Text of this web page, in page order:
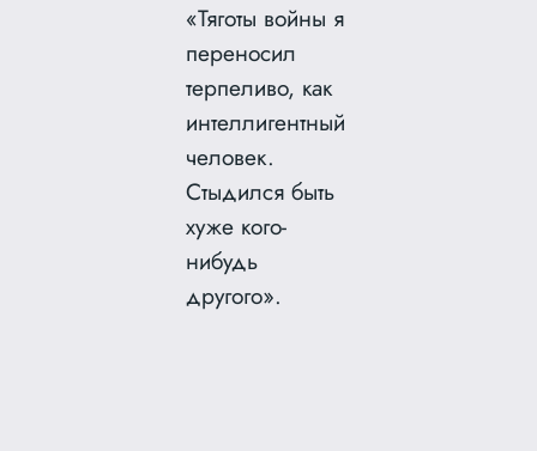
«Тяготы войны я
переносил
терпеливо, как
интеллигентный
человек.
Стыдился быть
хуже кого-
нибудь
другого».